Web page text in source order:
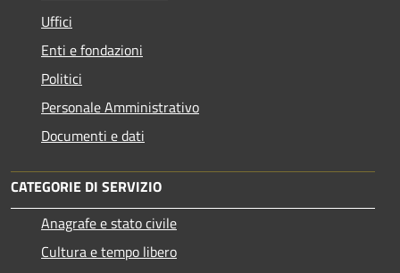
Uffici
Enti e fondazioni
Politici
Personale Amministrativo
Documenti e dati
CATEGORIE DI SERVIZIO
Anagrafe e stato civile
Cultura e tempo libero